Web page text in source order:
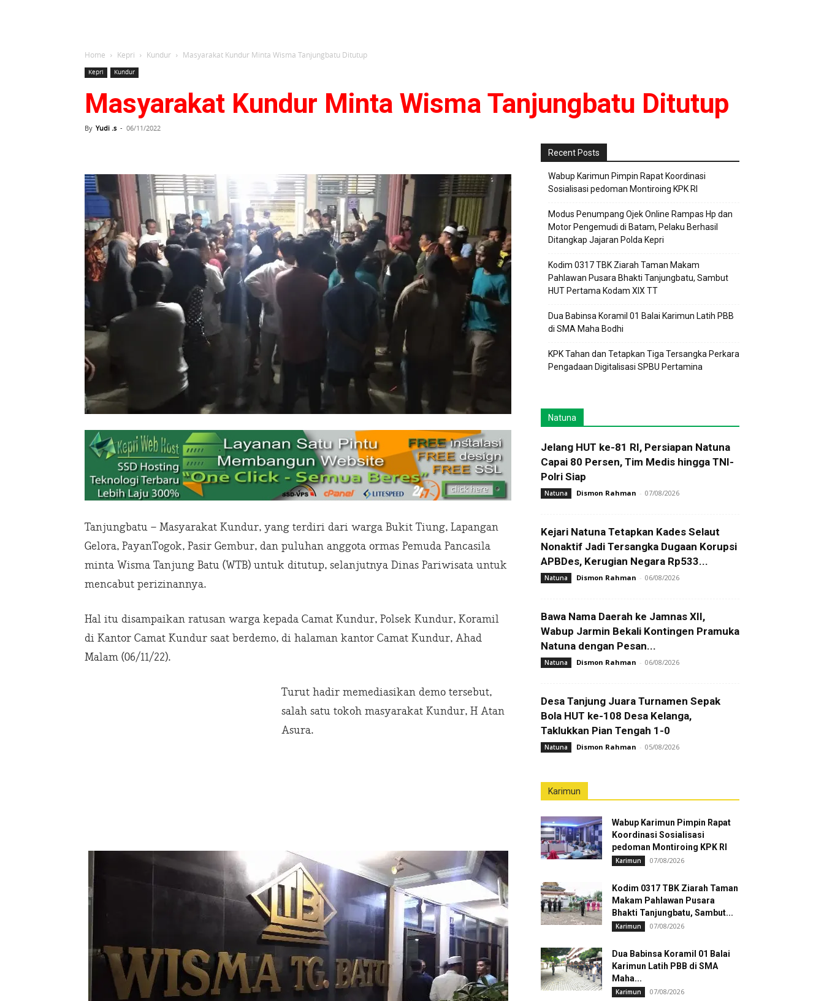
Home Kepri Kundur Masyarakat Kundur Minta Wisma Tanjungbatu Ditutup
Kepri Kundur
Masyarakat Kundur Minta Wisma Tanjungbatu Ditutup
By Yudi .s - 06/11/2022
Tanjungbatu – Masyarakat Kundur, yang terdiri dari warga Bukit Tiung, Lapangan
Gelora, PayanTogok, Pasir Gembur, dan puluhan anggota ormas Pemuda Pancasila
minta Wisma Tanjung Batu (WTB) untuk ditutup, selanjutnya Dinas Pariwisata untuk
mencabut perizinannya.
Hal itu disampaikan ratusan warga kepada Camat Kundur, Polsek Kundur, Koramil
di Kantor Camat Kundur saat berdemo, di halaman kantor Camat Kundur, Ahad
Malam (06/11/22).
Turut hadir memediasikan demo tersebut,
salah satu tokoh masyarakat Kundur, H Atan
Asura.
Recent Posts
Wabup Karimun Pimpin Rapat Koordinasi
Sosialisasi pedoman Montiroing KPK RI
Modus Penumpang Ojek Online Rampas Hp dan
Motor Pengemudi di Batam, Pelaku Berhasil
Ditangkap Jajaran Polda Kepri
Kodim 0317 TBK Ziarah Taman Makam
Pahlawan Pusara Bhakti Tanjungbatu, Sambut
HUT Pertama Kodam XIX TT
Dua Babinsa Koramil 01 Balai Karimun Latih PBB
di SMA Maha Bodhi
KPK Tahan dan Tetapkan Tiga Tersangka Perkara
Pengadaan Digitalisasi SPBU Pertamina
Natuna
Jelang HUT ke-81 RI, Persiapan Natuna
Capai 80 Persen, Tim Medis hingga TNI-
Polri Siap
Natuna Dismon Rahman - 07/08/2026
Kejari Natuna Tetapkan Kades Selaut
Nonaktif Jadi Tersangka Dugaan Korupsi
APBDes, Kerugian Negara Rp533...
Natuna Dismon Rahman - 06/08/2026
Bawa Nama Daerah ke Jamnas XII,
Wabup Jarmin Bekali Kontingen Pramuka
Natuna dengan Pesan...
Natuna Dismon Rahman - 06/08/2026
Desa Tanjung Juara Turnamen Sepak
Bola HUT ke-108 Desa Kelanga,
Taklukkan Pian Tengah 1-0
Natuna Dismon Rahman - 05/08/2026
Karimun
Wabup Karimun Pimpin Rapat
Koordinasi Sosialisasi
pedoman Montiroing KPK RI
Karimun 07/08/2026
Kodim 0317 TBK Ziarah Taman
Makam Pahlawan Pusara
Bhakti Tanjungbatu, Sambut...
Karimun 07/08/2026
Dua Babinsa Koramil 01 Balai
Karimun Latih PBB di SMA
Maha...
Karimun 07/08/2026